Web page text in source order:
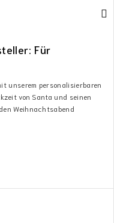
Für
unserem personalisierbaren
von Santa und seinen
Weihnachtsabend